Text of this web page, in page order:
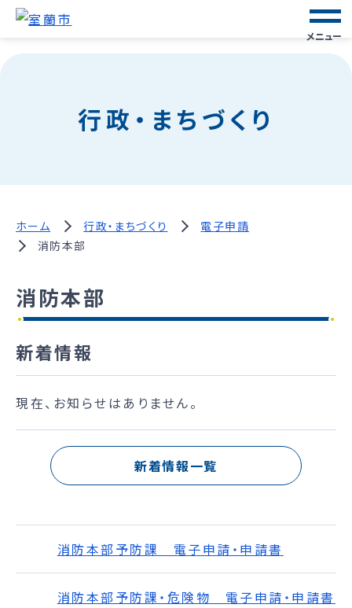
メニュー
行政・まちづくり
ホーム 行政・まちづくり
電子申請
消防本部
消防本部
新着情報
現在、お知らせはありません。
新着情報一覧
消防本部予防課 電子申請・申請書
消防本部予防課・危険物 電子申請・申請書